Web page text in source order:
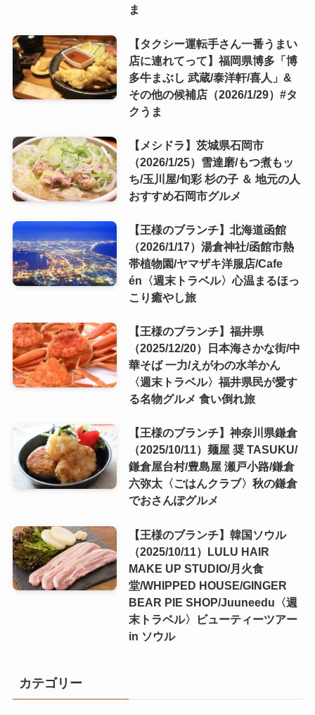
ま
【タクシー運転手さん一番うまい
店に連れてって】福岡県博多「博
多牛まぶし 武蔵/泰洋軒/喜人」&
その他の候補店（2026/1/29）#タ
クうま
【メシドラ】茨城県石岡市
（2026/1/25）雪達磨/もつ煮もッ
ち/玉川屋/旬彩 杉の子 ＆ 地元の人
おすすめ石岡市グルメ
【王様のブランチ】北海道函館
（2026/1/17）湯倉神社/函館市熱
帯植物園/ヤマザキ洋服店/Cafe
én〈週末トラベル〉心温まるほっ
こり癒やし旅
【王様のブランチ】福井県
（2025/12/20）日本海さかな街/中
華そば 一力/えがわの水羊かん
〈週末トラベル〉福井県民が愛す
る名物グルメ 食い倒れ旅
【王様のブランチ】神奈川県鎌倉
（2025/10/11）麺屋 奨 TASUKU/
鎌倉屋台村/豊島屋 瀬戸小路/鎌倉
六弥太〈ごはんクラブ〉秋の鎌倉
でおさんぽグルメ
【王様のブランチ】韓国ソウル
（2025/10/11）LULU HAIR
MAKE UP STUDIO/月火食
堂/WHIPPED HOUSE/GINGER
BEAR PIE SHOP/Juuneedu〈週
末トラベル〉ビューティーツアー
in ソウル
カテゴリー